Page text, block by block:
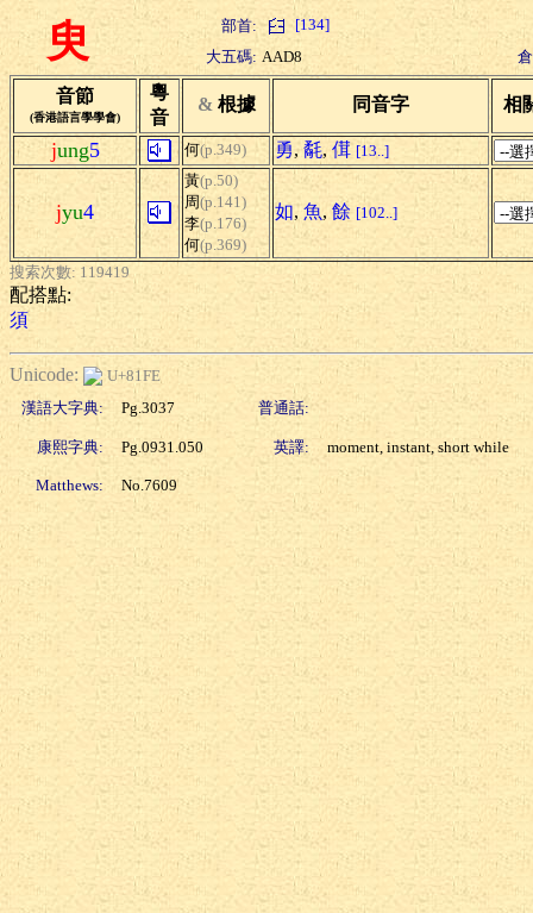
臾 部首:
[134]
大五碼: AAD8
音節
(香港語言學學會)
粵
音
& 根據 同音字 相
jung5 何(p.349) 勇, 氄, 傇 [13..]
jyu4
黃(p.50)
周(p.141)
李(p.176)
何(p.369)
如, 魚, 餘 [102..]
搜索次數: 119419
配搭點:
須
Unicode:
U+81FE
漢語大字典:
Pg.3037 普通話:
康熙字典: Pg.0931.050 英譯: moment, instant, short while
Matthews: No.7609